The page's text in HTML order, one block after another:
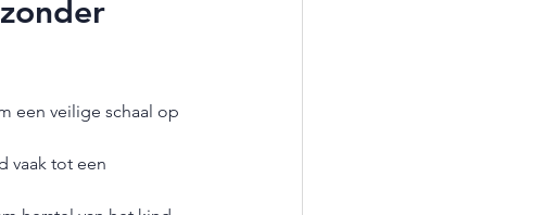
een veilige schaal op
vaak tot een